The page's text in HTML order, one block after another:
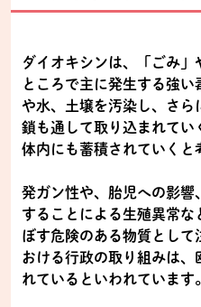
ダイオキシンは、「ごみ
ところで主に発生する強
や水、土壌を汚染し、さ
鎖も通して取り込まれてい
体内にも蓄積されていくと
発ガン性や、胎児への影響
することによる生殖異常な
ぼす危険のある物質として
おける行政の取り組みは
れているといわれています。